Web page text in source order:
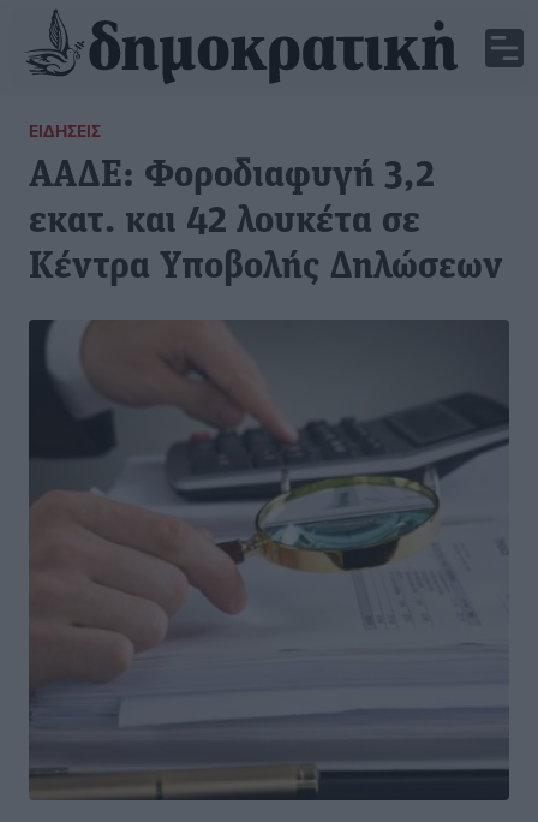
ΕΙΔΉΣΕΙΣ
ΑΑΔΕ: Φοροδιαφυγή 3,2
εκατ. και 42 λουκέτα σε
Κέντρα Υποβολής Δηλώσεων